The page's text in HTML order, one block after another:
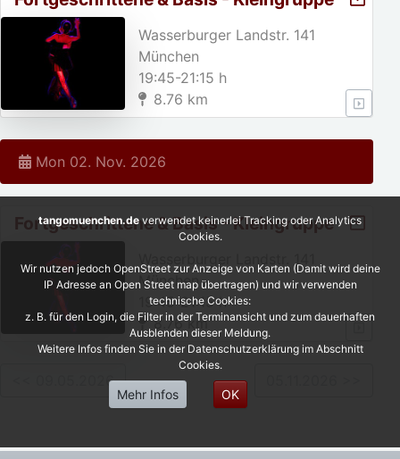
Wasserburger Landstr. 141
München
19:45-21:15 h
8.76 km
Mon 02. Nov. 2026
Fortgeschrittene & Basis - Kleingruppe
Wasserburger Landstr. 141
München
19:45-21:15 h
8.76 km
<< 09.05.2026
tangomuenchen.deverwendet keinerlei Tracking oder Analytics
Cookies.
Wir nutzen jedoch OpenStreet zur Anzeige von Karten (Damit wird deine
IP Adresse an Open Street map übertragen) und wir verwenden
technische Cookies:
z. B. für den Login, die Filter in der Terminansicht und zum dauerhaften
Ausblenden dieser Meldung.
Weitere Infos finden Sie in der Datenschutzerklärung im Abschnitt
Cookies.
Mehr Infos OK